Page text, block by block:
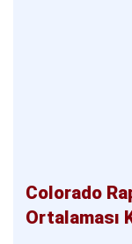
Colorado
Ortalaması